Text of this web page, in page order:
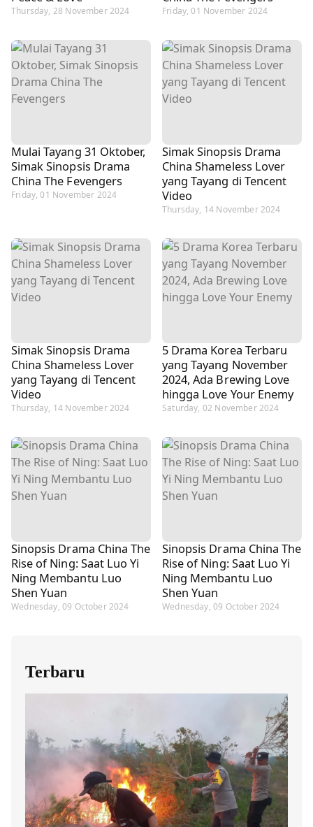
Thursday, 28 November 2024 Friday, 01 November 2024
Mulai Tayang 31 Oktober,
Simak Sinopsis Drama
China The Fevengers
Friday, 01 November 2024
Simak Sinopsis Drama
China Shameless Lover
yang Tayang di Tencent
Video
Thursday, 14 November 2024
Simak Sinopsis Drama
China Shameless Lover
yang Tayang di Tencent
Video
Thursday, 14 November 2024
5 Drama Korea Terbaru
yang Tayang November
2024, Ada Brewing Love
hingga Love Your Enemy
Saturday, 02 November 2024
Sinopsis Drama China The
Rise of Ning: Saat Luo Yi
Ning Membantu Luo
Shen Yuan
Wednesday, 09 October 2024
Sinopsis Drama China The
Rise of Ning: Saat Luo Yi
Ning Membantu Luo
Shen Yuan
Wednesday, 09 October 2024
Terbaru